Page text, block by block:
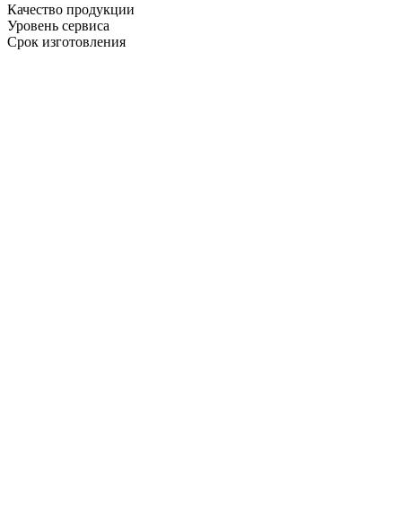
Качество продукции
Уровень сервиса
Срок изготовления